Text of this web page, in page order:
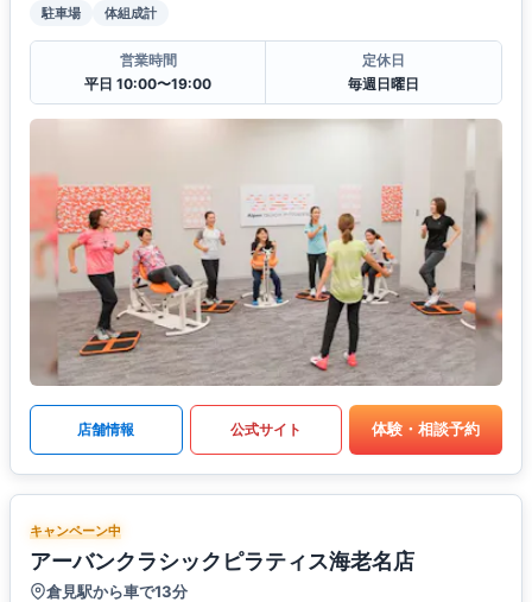
駐車場 体組成計
営業時間
平日 10:00〜19:00
定休日
毎週日曜日
店舗情報 公式サイト 体験・相談予約
キャンペーン中
アーバンクラシックピラティス海老名店
倉見駅から車で13分